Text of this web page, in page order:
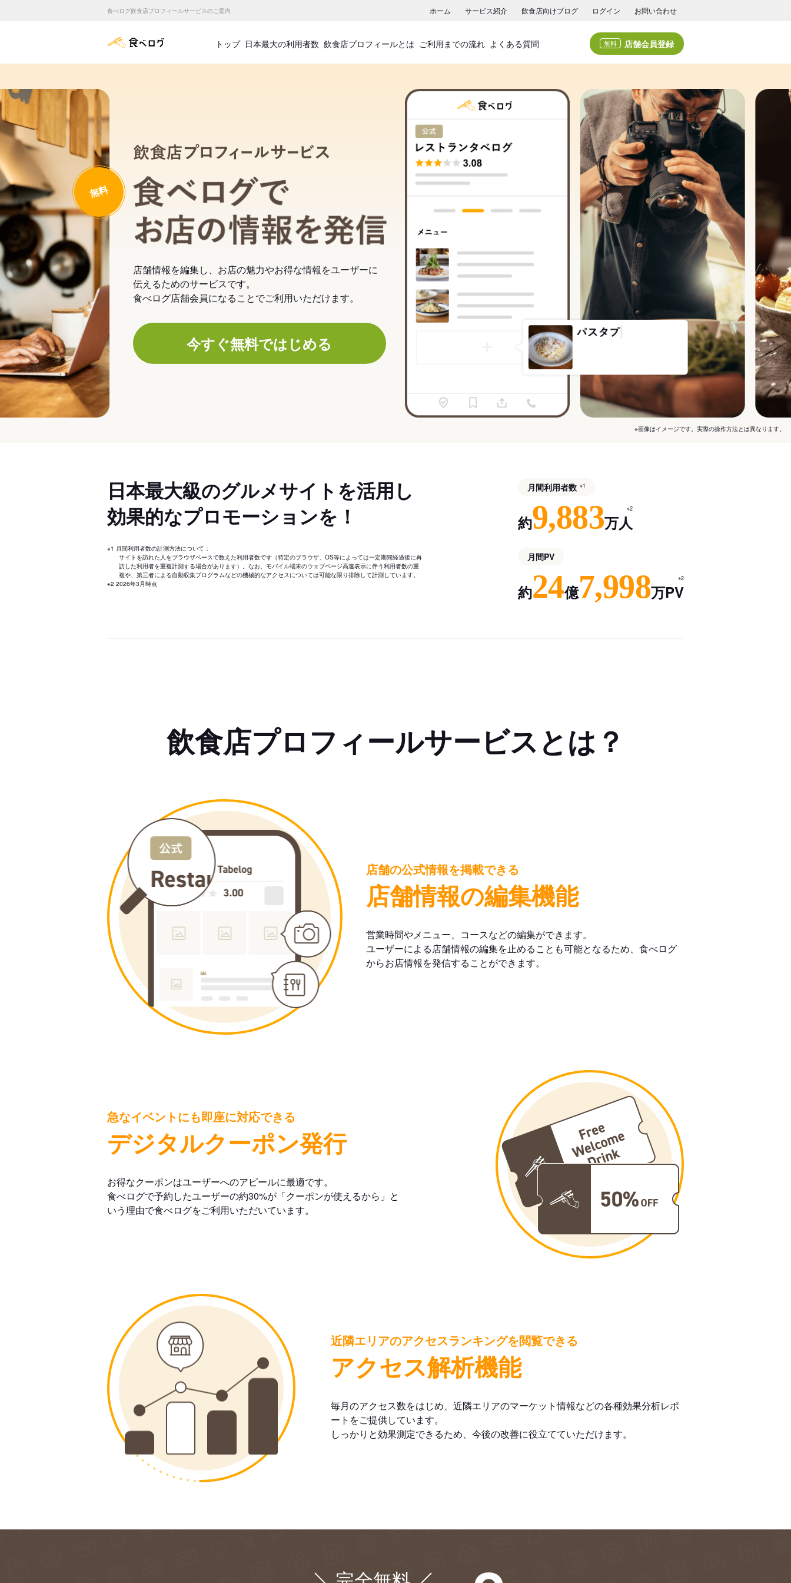
食べログ飲食店プロフィールサービスのご案内 ホーム サービス紹介 飲食店向けブログ ログイン お問い合わせ
食べログ店舗管理画面
トップ 日本最大の利用者数 飲食店プロフィールとは ご利用までの流れ よくある質問 無料 店舗会員登録
飲食店プロフィールサービス
食べログでお店の情報を発信
無料
店舗情報を編集し、お店の魅力やお得な情報をユーザーに
伝えるためのサービスです。
食べログ店舗会員になることでご利用いただけます。
今すぐ無料ではじめる
※画像はイメージです。実際の操作方法とは異なります。
日本最大級のグルメサイトを活用し
効果的なプロモーションを！
※1 月間利用者数の計測方法について：
サイトを訪れた人をブラウザベースで数えた利用者数です（特定のブラウザ、OS等によっては一定期間経過後に再
訪した利用者を重複計測する場合があります）。なお、モバイル端末のウェブページ高速表示に伴う利用者数の重
複や、第三者による自動収集プログラムなどの機械的なアクセスについては可能な限り排除して計測しています。
※2 2026年3月時点
月間利用者数 ※1
約9,883万人
※2
月間PV
約24億7,998万PV
※2
飲食店プロフィールサービスとは？
店舗の公式情報を掲載できる
店舗情報の編集機能
営業時間やメニュー、コースなどの編集ができます。
ユーザーによる店舗情報の編集を止めることも可能となるため、食べログ
からお店情報を発信することができます。
急なイベントにも即座に対応できる
デジタルクーポン発行
お得なクーポンはユーザーへのアピールに最適です。
食べログで予約したユーザーの約30%が「クーポンが使えるから」と
いう理由で食べログをご利用いただいています。
近隣エリアのアクセスランキングを閲覧できる
アクセス解析機能
毎月のアクセス数をはじめ、近隣エリアのマーケット情報などの各種効果分析レポ
ートをご提供しています。
しっかりと効果測定できるため、今後の改善に役立てていただけます。